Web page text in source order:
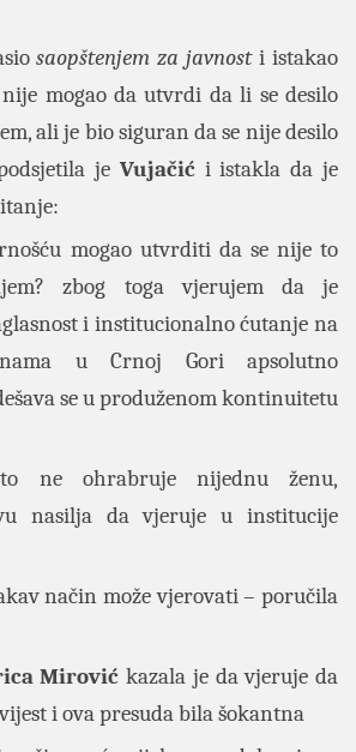
saopštenjem za javnosti istakao
mogao da utvrdi da li se desilo
ali je bio siguran da se nije desilo
je Vujačići istakla da je
mogao utvrditi da se nije to
zbog toga vjerujem da je
i institucionalno ćutanje na
u Crnoj Gori apsolutno
se u produženom kontinuitetu
ne ohrabruje nijednu ženu,
nasilja da vjeruje u institucije
način može vjerovati – poručila
Mirović kazala je da vjeruje da
i ova presuda bila šokantna